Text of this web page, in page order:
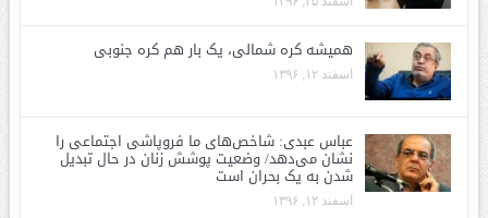
همیشه کره شمالی، یک بار هم کره جنوبی
اسفند ۱۲, ۱۳۹۶
عباس عبدی: شاخص‌های ما فروپاشی اجتماعی را
نشان می‌دهد/ وضعیت پوشش زنان در حال تبدیل
شدن به یک بحران است
اسفند ۱۲, ۱۳۹۶